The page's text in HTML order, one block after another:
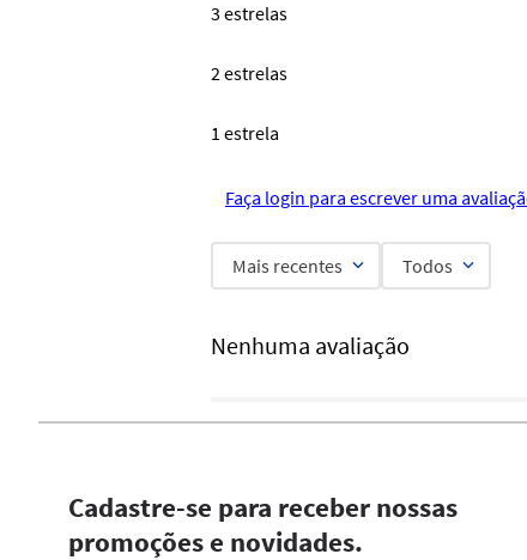
3 estrelas
2 estrelas
1 estrela
Faça login para escrever uma
Mais recentes Todos
Nenhuma avaliação
Cadastre-se para receber nossas
promoções e novidades.